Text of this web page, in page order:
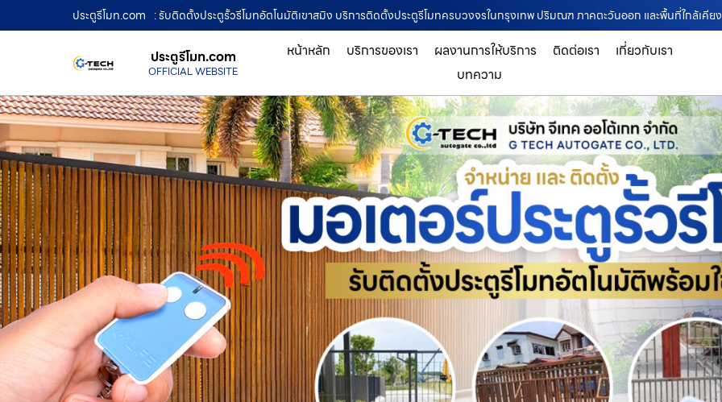
ประตูรีโมท.com : รับติดตั้งประตูรั้วรีโมทอัตโนมัติเขาสมิง บริการติดตั้งประตูรีโมทครบวงจรในกรุงเทพ ปริมณฑ ภาคตะวันออก และพื้นที่ใกล้เคียง
ประตูรีโมท.com
OFFICIAL WEBSITE
หน้าหลัก บริการของเรา ผลงานการให้บริการ ติดต่อเรา
เกี่ยวกับเรา
บทความ